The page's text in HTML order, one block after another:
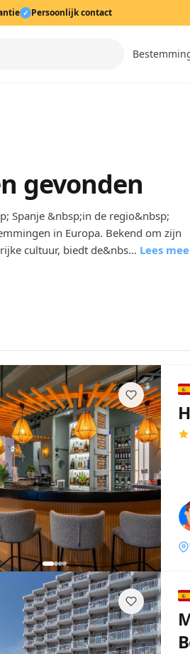
✓ Persoonlijk contact
gevonden
Spanje &nbsp;in de regio&nbsp;
in Europa. Bekend om zijn
cultuur, biedt de&nbs… Lees